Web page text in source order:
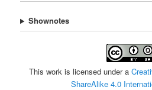
Shownotes
This work is licensed under a
ShareAlike 4.0